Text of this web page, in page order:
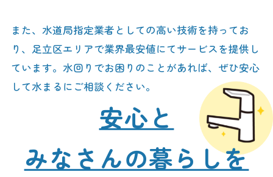
また、水道局指定業者としての高い技術を持ってお
り、足立区エリアで業界最安値にてサービスを提供し
ています。水回りでお困りのことがあれば、ぜひ安心
して水まるにご相談ください。
安心と
みなさんの暮らしを